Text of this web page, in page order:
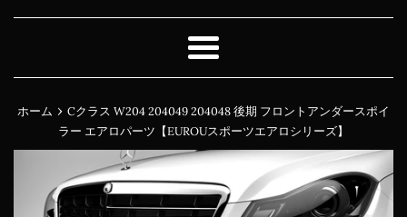
メ
ニ
ー
ホーム › Cクラス W204 204049 204048 後期 フロントアンダースポイ
ラー エアロパーツ【EUROUスポーツエアロシリーズ】